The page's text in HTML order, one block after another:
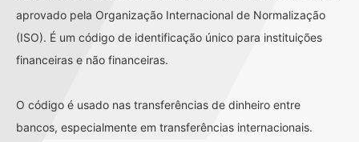
aprovado pela Organização Internacional de Normalização
(ISO). É um código de identificação único para instituições
financeiras e não financeiras.
O código é usado nas transferências de dinheiro entre
bancos, especialmente em transferências internacionais.